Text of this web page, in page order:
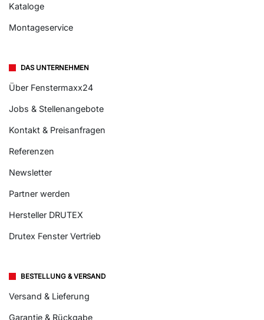
Kataloge
Montageservice
DAS UNTERNEHMEN
Über Fenstermaxx24
Jobs & Stellenangebote
Kontakt & Preisanfragen
Referenzen
Newsletter
Partner werden
Hersteller DRUTEX
Drutex Fenster Vertrieb
BESTELLUNG & VERSAND
Versand & Lieferung
Garantie & Rückgabe